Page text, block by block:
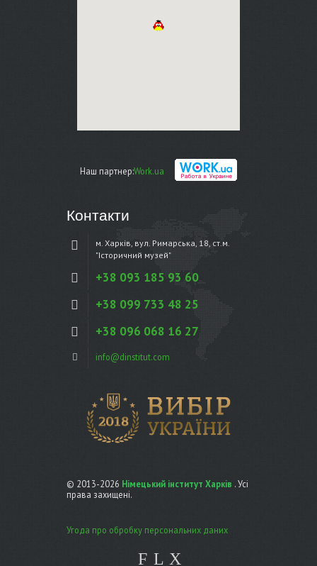
Наш партнер:Work.ua
Контакти
м. Харків, вул. Римарська, 18, ст.м.
"Історичний музей"
+38 093 185 93 60
+38 099 733 48 25
+38 096 068 16 27
info@dinstitut.com
© 2013-2026 Німецький інститут Харків . Усі
права захищені.
Угода про обробку персональних даних
F L X